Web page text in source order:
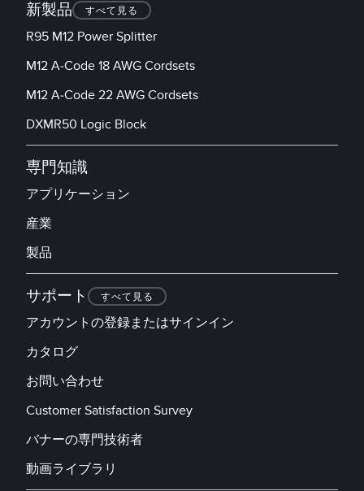
新製品 すべて見る
R95 M12 Power Splitter
M12 A-Code 18 AWG Cordsets
M12 A-Code 22 AWG Cordsets
DXMR50 Logic Block
専門知識
アプリケーション
産業
製品
サポート すべて見る
アカウントの登録またはサインイン
カタログ
お問い合わせ
Customer Satisfaction Survey
バナーの専門技術者
動画ライブラリ